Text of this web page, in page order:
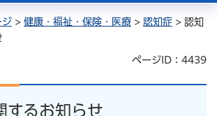
ジ > 健康・福祉・保険・医療 > 認知症 > 認知
ページID：4439
するお知らせ